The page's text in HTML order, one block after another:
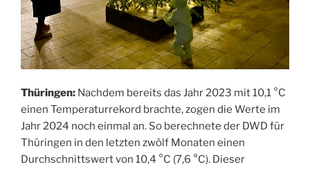
Thüringen: Nachdem bereits das Jahr 2023 mit 10,1 °C
einen Temperaturrekord brachte, zogen die Werte im
Jahr 2024 noch einmal an. So berechnete der DWD für
Thüringen in den letzten zwölf Monaten einen
Durchschnittswert von 10,4 °C (7,6 °C). Dieser